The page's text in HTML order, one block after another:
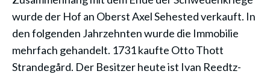
wurde der Hof an Oberst Axel Sehested verkauft. In
den folgenden Jahrzehnten wurde die Immobilie
mehrfach gehandelt. 1731 kaufte Otto Thott
Strandegård. Der Besitzer heute ist Ivan Reedtz-